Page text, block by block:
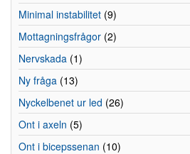
Minimal instabilitet (9)
Mottagningsfrågor (2)
Nervskada (1)
Ny fråga (13)
Nyckelbenet ur led (26)
Ont i axeln (5)
Ont i bicepssenan (10)